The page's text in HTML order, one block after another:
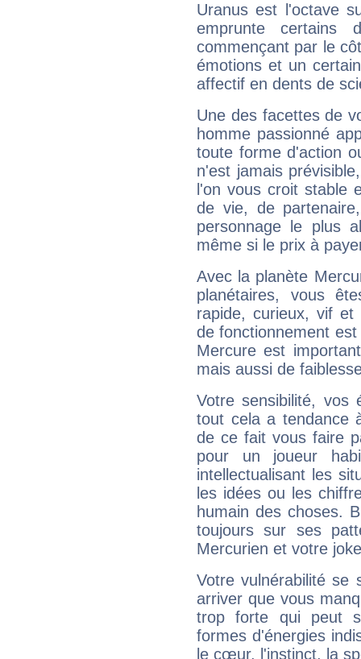
Uranus est l'octave
emprunte
commençant par le
émotions et un
affectif en dents de
Une des facettes de
homme passionné
toute forme d'action
n'est jamais
l'on vous croit stable
de vie, de
personnage le plus
même si le prix à
Avec la planète
planétaires, vous
rapide, curieux, vif et
de fonctionnement
Mercure est
mais aussi de
Votre sensibilité,
tout cela a tendance
de ce fait vous faire
pour un joueur
intellectualisant les
les idées ou les
humain des choses.
toujours sur ses
Mercurien et votre
Votre vulnérabilité se
arriver que vous
trop forte qui peut
formes d'énergies
le cœur, l'instinct, la